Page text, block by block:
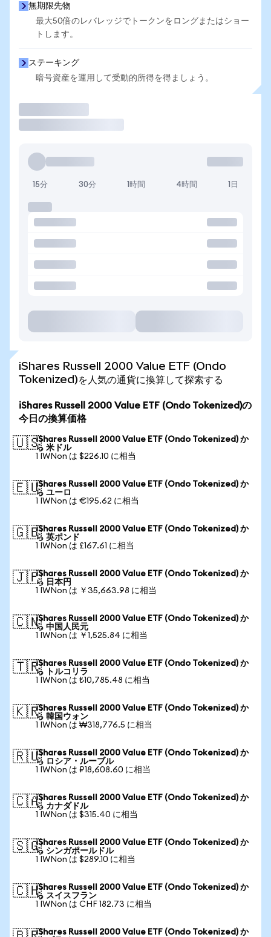
無期限先物
最大50倍のレバレッジでトークンをロングまたはショー
トします。
ステーキング
暗号資産を運用して受動的所得を得ましょう。
15分 30分 1時間 4時間 1日
iShares Russell 2000 Value ETF (Ondo
Tokenized)を人気の通貨に換算して探索する
iShares Russell 2000 Value ETF (Ondo Tokenized)の
今日の換算価格
🇺🇸iShares Russell 2000 Value ETF (Ondo Tokenized) か
ら 米ドル
1 IWNon は $226.10 に相当
🇪🇺iShares Russell 2000 Value ETF (Ondo Tokenized) か
ら ユーロ
1 IWNon は €195.62 に相当
🇬🇧iShares Russell 2000 Value ETF (Ondo Tokenized) か
ら 英ポンド
1 IWNon は £167.61 に相当
🇯🇵iShares Russell 2000 Value ETF (Ondo Tokenized) か
ら 日本円
1 IWNon は ￥35,663.98 に相当
🇨🇳iShares Russell 2000 Value ETF (Ondo Tokenized) か
ら 中国人民元
1 IWNon は ￥1,525.84 に相当
🇹🇷iShares Russell 2000 Value ETF (Ondo Tokenized) か
ら トルコリラ
1 IWNon は ₺10,785.48 に相当
🇰🇷iShares Russell 2000 Value ETF (Ondo Tokenized) か
ら 韓国ウォン
1 IWNon は ₩318,776.5 に相当
🇷🇺iShares Russell 2000 Value ETF (Ondo Tokenized) か
ら ロシア・ルーブル
1 IWNon は ₽18,608.60 に相当
🇨🇦iShares Russell 2000 Value ETF (Ondo Tokenized) か
ら カナダドル
1 IWNon は $315.40 に相当
🇸🇬iShares Russell 2000 Value ETF (Ondo Tokenized) か
ら シンガポールドル
1 IWNon は $289.10 に相当
🇨🇭iShares Russell 2000 Value ETF (Ondo Tokenized) か
ら スイスフラン
1 IWNon は CHF 182.73 に相当
iShares Russell 2000 Value ETF (Ondo Tokenized) か